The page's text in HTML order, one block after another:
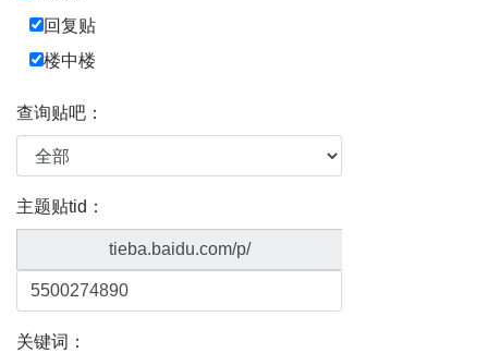
回复贴
楼中楼
查询贴吧：
主题贴tid：
tieba.baidu.com/p/
关键词：